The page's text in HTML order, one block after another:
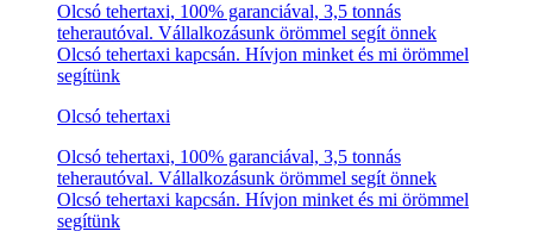
Olcsó tehertaxi, 100% garanciával, 3,5 tonnás
teherautóval. Vállalkozásunk örömmel segít önnek
Olcsó tehertaxi kapcsán. Hívjon minket és mi örömmel
segítünk
Olcsó tehertaxi
Olcsó tehertaxi, 100% garanciával, 3,5 tonnás
teherautóval. Vállalkozásunk örömmel segít önnek
Olcsó tehertaxi kapcsán. Hívjon minket és mi örömmel
segítünk